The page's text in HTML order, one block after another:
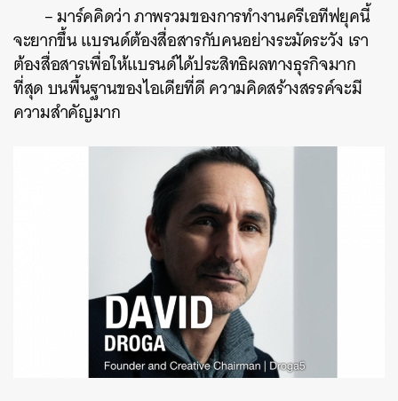
–มาร์คคิดว่าภาพรวมของการทำงานครีเอทีฟยุคนี้
จะยากขึ้นแบรนด์ต้องสื่อสารกับคนอย่างระมัดระวัง เรา
ต้องสื่อสารเพื่อให้แบรนด์ได้ประสิทธิผลทางธุรกิจมาก
ที่สุดบนพื้นฐานของไอเดียที่ดีความคิดสร้างสรรค์จะมี
ความสำคัญมาก